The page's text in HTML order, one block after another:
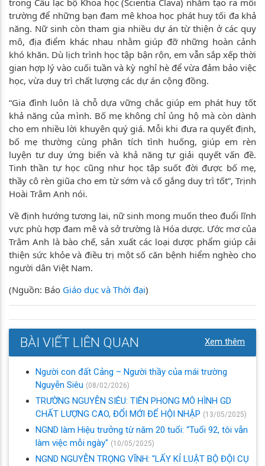
trong Câu lạc bộ Khoa học (Scientia Clava) nhằm tạo ra môi
trường để những bạn đam mê khoa học phát huy tối đa khả
năng. Nữ sinh còn tham gia nhiều dự án từ thiện ở các quy
mô, địa điểm khác nhau nhằm giúp đỡ những hoàn cảnh
khó khăn. Dù lịch trình học tập bận rộn, em vẫn sắp xếp thời
gian hợp lý vào cuối tuần và kỳ nghỉ hè để vừa đảm bảo việc
học, vừa duy trì chất lượng các dự án cộng đồng.
“Gia đình luôn là chỗ dựa vững chắc giúp em phát huy tốt
khả năng của mình. Bố mẹ không chỉ ủng hộ mà còn dành
cho em nhiều lời khuyên quý giá. Mỗi khi đưa ra quyết định,
bố mẹ thường cùng phân tích tình huống, giúp em rèn
luyện tư duy ứng biến và khả năng tự giải quyết vấn đề.
Tinh thần tự học cũng như học tập suốt đời được bố mẹ,
thầy cô rèn giũa cho em từ sớm và cố gắng duy trì tốt”, Trịnh
Hoài Trâm Anh nói.
Về định hướng tương lai, nữ sinh mong muốn theo đuổi lĩnh
vực phù hợp đam mê và sở trường là Hóa dược. Ước mơ của
Trâm Anh là bào chế, sản xuất các loại dược phẩm giúp cải
thiện sức khỏe và điều trị một số căn bệnh hiểm nghèo cho
người dân Việt Nam.
(Nguồn: Báo Giáo dục và Thời đại)
BÀI VIẾT LIÊN QUAN Xem thêm
Người con đất Cảng – Người thầy của mái trường
Nguyễn Siêu (08/02/2026)
TRƯỜNG NGUYỄN SIÊU: TIÊN PHONG MÔ HÌNH GD
CHẤT LƯỢNG CAO, ĐỔI MỚI ĐỂ HỘI NHẬP (13/05/2025)
NGND làm Hiệu trưởng từ năm 20 tuổi: “Tuổi 92, tôi vẫn
làm việc mỗi ngày" (10/05/2025)
NGND NGUYỄN TRỌNG VĨNH: "LẤY KỈ LUẬT BỘ ĐỘI CỤ